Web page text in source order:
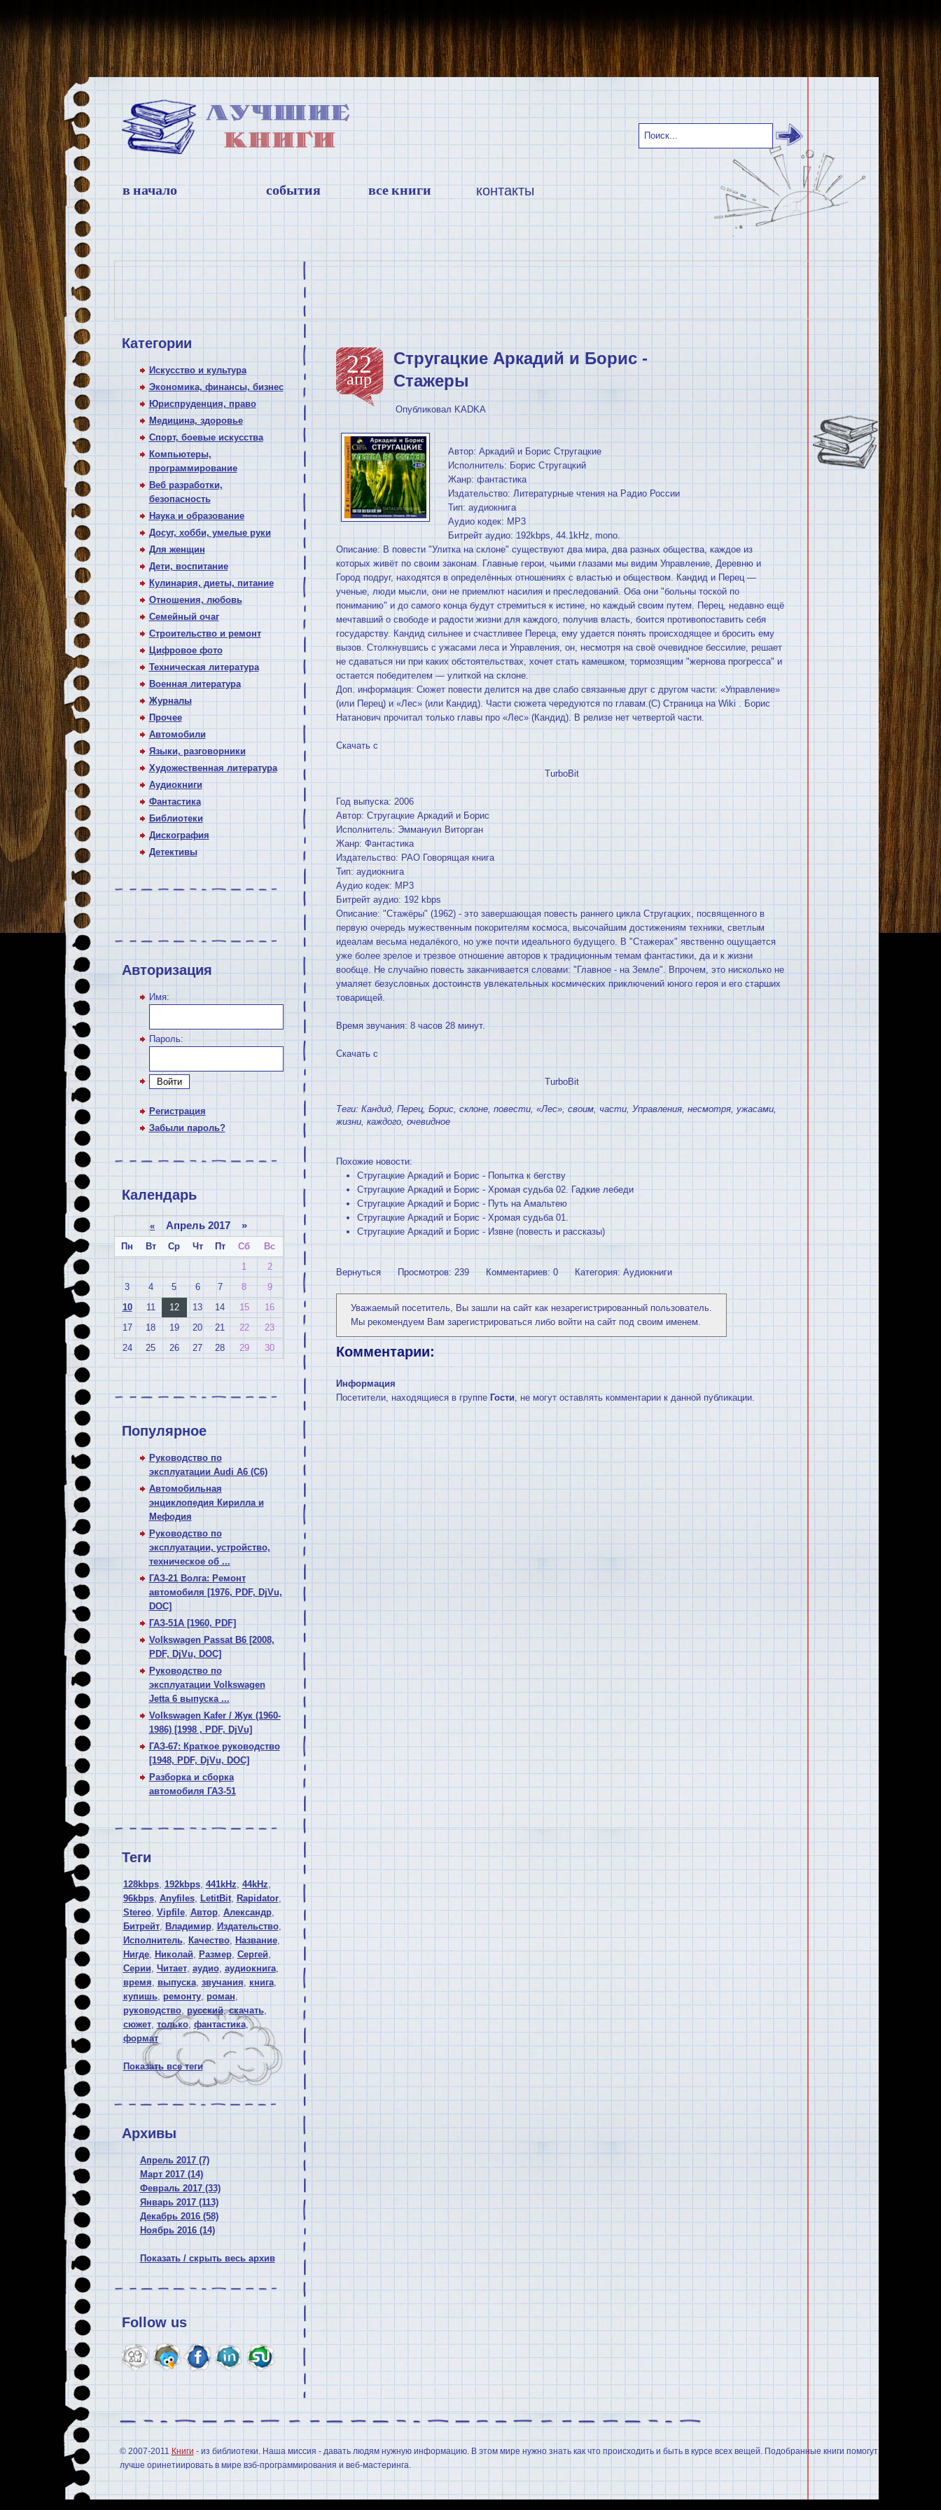
в начало события все книги контакты
Категории
Искусство и культура
Экономика, финансы, бизнес
Юриспруденция, право
Медицина, здоровье
Спорт, боевые искусства
Компьютеры,
программирование
Веб разработки,
безопасность
Наука и образование
Досуг, хобби, умелые руки
Для женщин
Дети, воспитание
Кулинария, диеты, питание
Отношения, любовь
Семейный очаг
Строительство и ремонт
Цифровое фото
Техническая литература
Военная литература
Журналы
Прочее
Автомобили
Языки, разговорники
Художественная литература
Аудиокниги
Фантастика
Библиотеки
Дискография
Детективы
Авторизация
Имя:
Пароль:
Войти
Регистрация
Забыли пароль?
Календарь
« Апрель 2017 »
Пн Вт Ср Чт Пт Сб
Вс
1
2
3
4 5 6 7 8
9
10
11 12 13 14 15
16
17
18 19 20 21 22
23
24
25 26 27 28 29 30
Популярное
Руководство по
эксплуатации Audi A6 (C6)
Автомобильная
энциклопедия Кирилла и
Мефодия
Руководство по
эксплуатации, устройство,
техническое об ...
ГАЗ-21 Волга: Ремонт
автомобиля [1976, PDF, DjVu,
DOC]
ГАЗ-51А [1960, PDF]
Volkswagen Passat В6 [2008,
PDF, DjVu, DOC]
Руководство по
эксплуатации Volkswagen
Jetta 6 выпуска ...
Volkswagen Kafer / Жук (1960-
1986) [1998 , PDF, DjVu]
ГАЗ-67: Краткое руководство
[1948, PDF, DjVu, DOC]
Разборка и сборка
автомобиля ГАЗ-51
Теги
128kbps, 192kbps, 441kHz, 44kHz,
96kbps, Anyfiles, LetitBit, Rapidator,
Stereo, Vipfile, Автор, Александр,
Битрейт, Владимир, Издательство,
Исполнитель, Качество, Название,
Нигде, Николай, Размер, Сергей,
Серии,Читает, аудио, аудиокнига,
время, выпуска, звучания, книга,
купишь, ремонту, роман,
руководство, русский,скачать,
сюжет, только, фантастика,
формат
Показать все теги
Архивы
Апрель 2017 (7)
Март 2017 (14)
Февраль 2017 (33)
Январь 2017 (113)
Декабрь 2016 (58)
Ноябрь 2016 (14)
Показать / скрыть весь архив
Follow us
22
апр
Стругацкие Аркадий и Борис -
Стажеры
Опубликовал KADKA
Автор: Аркадий и Борис Стругацкие
Исполнитель: Борис Стругацкий
Жанр: фантастика
Издательство: Литературные чтения на Радио России
Тип: аудиокнига
Аудио кодек: MP3
Битрейт аудио: 192kbps, 44.1kHz, mono.
Описание: В повести "Улитка на склоне" существуют два мира, два разных общества, каждое из
которых живёт по своим законам. Главные герои, чьими глазами мы видим Управление, Деревню и
Город подруг, находятся в определённых отношениях с властью и обществом. Кандид и Перец —
ученые, люди мысли, они не приемлют насилия и преследований. Оба они "больны тоской по
пониманию" и до самого конца будут стремиться к истине, но каждый своим путем. Перец, недавно ещё
мечтавший о свободе и радости жизни для каждого, получив власть, боится противопоставить себя
государству. Кандид сильнее и счастливее Переца, ему удается понять происходящее и бросить ему
вызов. Столкнувшись с ужасами леса и Управления, он, несмотря на своё очевидное бессилие, решает
не сдаваться ни при каких обстоятельствах, хочет стать камешком, тормозящим "жернова прогресса" и
остается победителем — улиткой на склоне.
Доп. информация: Сюжет повести делится на две слабо связанные друг с другом части: «Управление»
(или Перец) и «Лес» (или Кандид). Части сюжета чередуются по главам.(С) Cтраница на Wiki . Борис
Натанович прочитал только главы про «Лес» (Кандид). В релизе нет четвертой части.
Скачать с
TurboBit
Год выпуска: 2006
Автор: Стругацкие Аркадий и Борис
Исполнитель: Эммануил Виторган
Жанр: Фантастика
Издательство: РАО Говорящая книга
Тип: аудиокнига
Аудио кодек: MP3
Битрейт аудио: 192 kbps
Описание: "Стажёры" (1962) - это завершающая повесть раннего цикла Стругацких, посвященного в
первую очередь мужественным покорителям космоса, высочайшим достижениям техники, светлым
идеалам весьма недалёкого, но уже почти идеального будущего. В "Стажерах" явственно ощущается
уже более зрелое и трезвое отношение авторов к традиционным темам фантастики, да и к жизни
вообще. Не случайно повесть заканчивается словами: "Главное - на Земле". Впрочем, это нисколько не
умаляет безусловных достоинств увлекательных космических приключений юного героя и его старших
товарищей.
Время звучания: 8 часов 28 минут.
Скачать с
TurboBit
Теги: Кандид, Перец, Борис, склоне, повести, «Лес», своим, части, Управления, несмотря, ужасами,
жизни, каждого, очевидное
Похожие новости:
Стругацкие Аркадий и Борис - Попытка к бегству
Стругацкие Аркадий и Борис - Хромая судьба 02. Гадкие лебеди
Стругацкие Аркадий и Борис - Путь на Амальтею
Стругацкие Аркадий и Борис - Хромая судьба 01.
Стругацкие Аркадий и Борис - Извне (повесть и рассказы)
Вернуться Просмотров: 239 Комментариев: 0 Категория: Аудиокниги
Уважаемый посетитель, Вы зашли на сайт как незарегистрированный пользователь.
Мы рекомендуем Вам зарегистрироватьсялибо войти на сайт под своим именем.
Комментарии:
Информация
Посетители, находящиеся в группе Гости, не могут оставлять комментарии к данной публикации.
© 2007-2011 Книги - из библиотеки. Наша миссия - давать людям нужную информацию. В этом мире нужно знать как что происходить и быть в курсе всех вещей. Подобранные книги помогут
лучше оринетиировать в мире вэб-программирования и веб-мастеринга.